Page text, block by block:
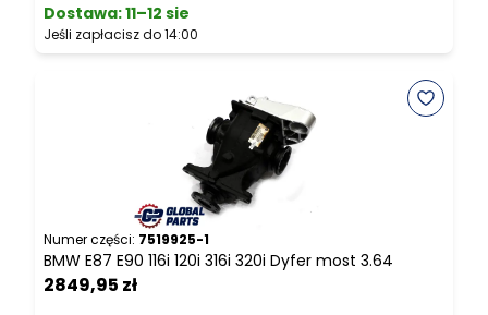
Dostawa:11–12 sie
Jeśli zapłacisz do 14:00
Numer części: 7519925-1
BMW E87 E90 116i 120i 316i 320i Dyfer most 3.64
2849,95 zł